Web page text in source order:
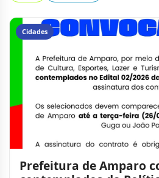
Cidades
Prefeitura de Amparo